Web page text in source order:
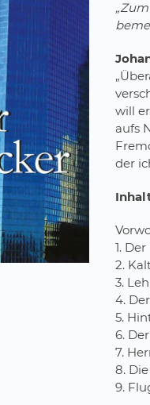
will
aufs
der
1.
2.
3.
4.
5.
6.
7.
8.
9.